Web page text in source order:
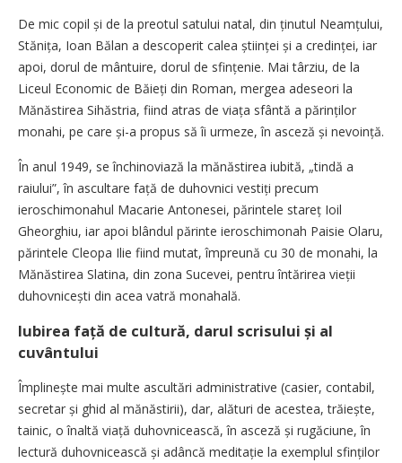
De mic copil și de la preotul satului natal, din ținutul Neam­țului,
Stănița, Ioan Bălan a des­co­perit calea științei și a cre­dinței, iar
apoi, dorul de mântuire, dorul de sfin­țenie. Mai târziu, de la
Liceul Economic de Băieți din Roman, mergea adeseori la
Mănăstirea Sihăstria, fiind atras de viața sfântă a părinților
monahi, pe care și-a propus să îi urmeze, în asceză și nevoință.
În anul 1949, se închinoviază la mănăstirea iubită, „tindă a
raiului”, în ascultare față de duhovnici vestiți precum
ieroschimonahul Macarie Antonesei, părintele stareț Ioil
Gheorghiu, iar apoi blândul părinte ieroschimonah Paisie Olaru,
părintele Cleopa Ilie fiind mutat, împreună cu 30 de monahi, la
Mănăstirea Slatina, din zona Sucevei, pentru întărirea vieții
duhovnicești din acea vatră monahală.
Iubirea față de cultură, darul scrisului și al
cuvântului
Împlinește mai multe ascultări administrative (casier, contabil,
secretar și ghid al mănăstirii), dar, alături de acestea, trăiește,
tainic, o înaltă viață duhovnicească, în asceză și rugăciune, în
lectură duhovnicească și adâncă meditație la exemplul sfinților